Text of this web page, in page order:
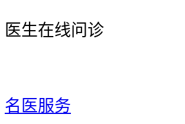
医生在线问诊
名医服务